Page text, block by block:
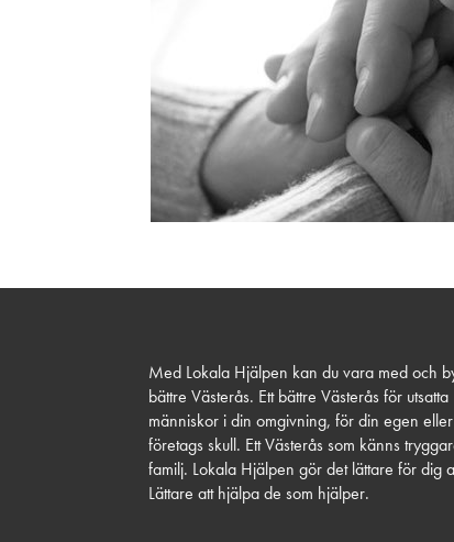
Med Lokala Hjälpen kan du vara med och
bättre Västerås. Ett bättre Västerås för utsatta
människor i din omgivning, för din egen
företags skull. Ett Västerås som känns
familj. Lokala Hjälpen gör det lättare för dig
Lättare att hjälpa de som hjälper.